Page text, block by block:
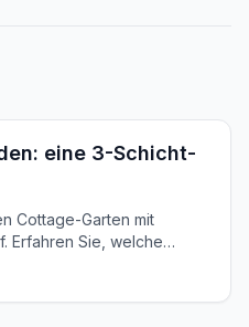
eine 3-Schicht-
Cottage-Garten mit
Erfahren Sie, welche
Sie Tiefe und Rhythmus